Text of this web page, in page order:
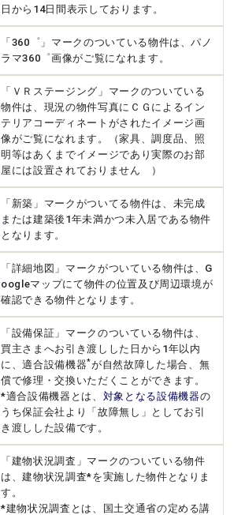
日から14日間表示しております。
「360゜」マークのついている物件は、パノ
ラマ360゜画像がご覧になれます。
「ＶＲステージング」マークのついている
物件は、現況の物件写真にＣＧによるイン
テリアコーディネートがされたイメージ画
像がご覧になれます。（家具、調度品、照
明等はあくまでイメージであり実際のお部
屋には設置されておりません ）
「新築」マークがついてる物件は、未完成
または建築後1年未満かつ未入居である物件
となります。
「詳細地図」マークがついている物件は、G
oogleマップにて物件の位置及び周辺環境が
確認できる物件となります。
「設備保証」マークのついている物件は、
買主さまへお引き渡しした日から1年以内
に、適合設備機器*が自然故障した場合、無
償で修理・交換いただくことができます。
*適合設備機器とは、 対象となる設備機器の
うち保証会社より「故障無し」としてお引
き渡しした設備です。
「建物状況調査」マークのついている物件
は、建物状況調査*を実施した物件となりま
す。
*建物状況調査とは、国土交通省の定める講